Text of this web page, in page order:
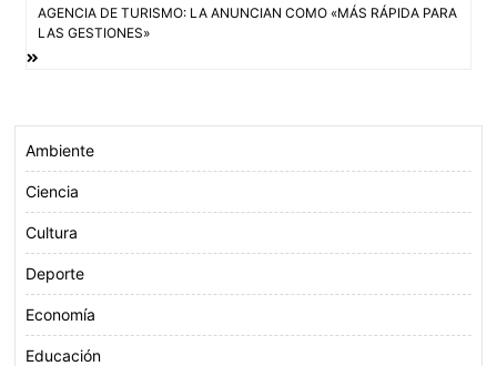
k
p
entradas
AGENCIA DE TURISMO: LA ANUNCIAN COMO «MÁS RÁPIDA PARA
LAS GESTIONES»
Ambiente
Ciencia
Cultura
Deporte
Economía
Educación